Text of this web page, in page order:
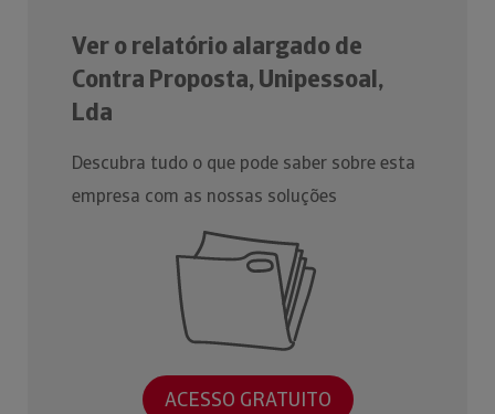
Ver o relatório alargado de
Contra Proposta, Unipessoal,
Lda
Descubra tudo o que pode saber sobre esta
empresa com as nossas soluções
ACESSO GRATUITO